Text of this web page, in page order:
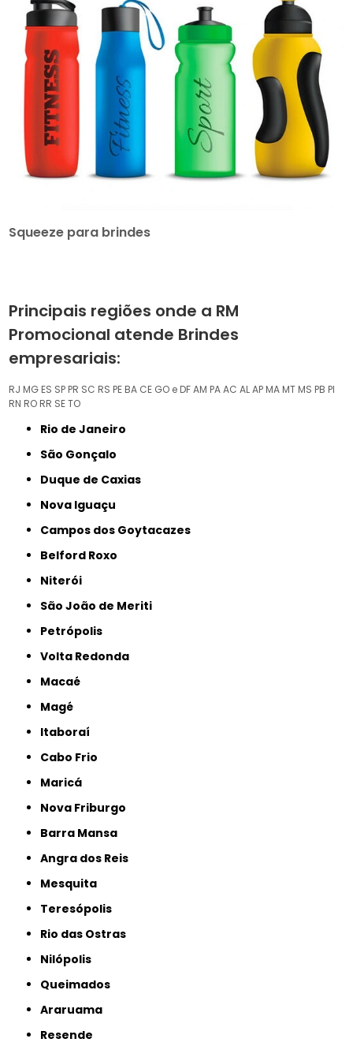
Squeeze para brindes
Principais regiões onde a RM
Promocional atende Brindes
empresariais:
RJ MG ES SP PR SC RS PE BA CE GO e DFAM PAAC ALAP MA MT MS PB PI
RN RO RR SETO
Rio de Janeiro
São Gonçalo
Duque de Caxias
Nova Iguaçu
Campos dos Goytacazes
Belford Roxo
Niterói
São João de Meriti
Petrópolis
Volta Redonda
Macaé
Magé
Itaboraí
Cabo Frio
Maricá
Nova Friburgo
Barra Mansa
Angra dos Reis
Mesquita
Teresópolis
Rio das Ostras
Nilópolis
Queimados
Araruama
Resende